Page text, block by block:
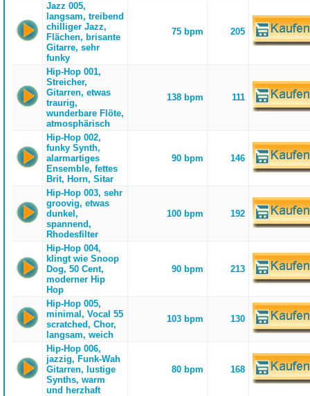
Jazz 005,
langsam, treibend
chilliger Jazz,
Flächen, brisante
Gitarre, sehr
funky
75 bpm 205
Hip-Hop 001,
Streicher,
Gitarren, etwas
traurig,
wunderbare Flöte,
atmosphärisch
138 bpm 111
Hip-Hop 002,
funky Synth,
alarmartiges
Ensemble, fettes
Brit, Horn, Sitar
90 bpm 146
Hip-Hop 003, sehr
groovig, etwas
dunkel,
spannend,
Rhodesfilter
100 bpm 192
Hip-Hop 004,
klingt wie Snoop
Dog, 50 Cent,
moderner Hip
Hop
90 bpm 213
Hip-Hop 005,
minimal, Vocal 55
scratched, Chor,
langsam, weich
103 bpm 130
Hip-Hop 006,
jazzig, Funk-Wah
Gitarren, lustige
Synths, warm
und herzhaft
80 bpm 168